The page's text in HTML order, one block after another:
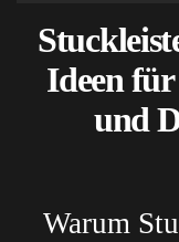
Ideen
und
Warum